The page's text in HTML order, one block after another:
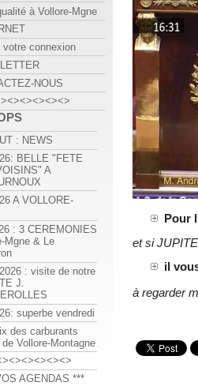
Pour
et si
il
à regarder
à Vollore-Mgne
votre connexion
NOUS
: NEWS
BELLE "FETE
A
A VOLLORE-
: 3 CEREMONIES
Mgne & Le
: visite de notre
J.
superbe vendredi
des carburants
Vollore-Montagne
AGENDAS ***